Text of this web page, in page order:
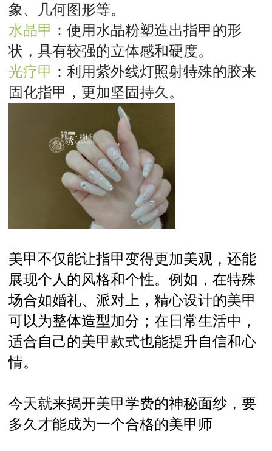
象、几何图形等。
水晶甲 ：使用水晶粉塑造出指甲的形
状，具有较强的立体感和硬度。
光疗甲 ：利用紫外线灯照射特殊的胶来
固化指甲，更加坚固持久。
美甲不仅能让指甲变得更加美观，还能
展现个人的风格和个性。例如，在特殊
场合如婚礼、派对上，精心设计的美甲
可以为整体造型加分；在日常生活中，
适合自己的美甲款式也能提升自信和心
情。
今天就来揭开美甲学费的神秘面纱，要
多久才能成为一个合格的美甲师